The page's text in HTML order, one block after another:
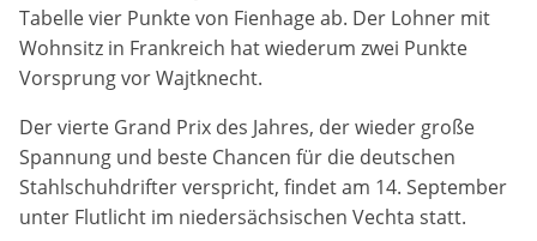
Tabelle vier Punkte von Fienhage ab. Der Lohner mit
Wohnsitz in Frankreich hat wiederum zwei Punkte
Vorsprung vor Wajtknecht.
Der vierte Grand Prix des Jahres, der wieder große
Spannung und beste Chancen für die deutschen
Stahlschuhdrifter verspricht, findet am 14. September
unter Flutlicht im niedersächsischen Vechta statt.
Einstellungen.
Cookie Laufzeit:
Statistiken